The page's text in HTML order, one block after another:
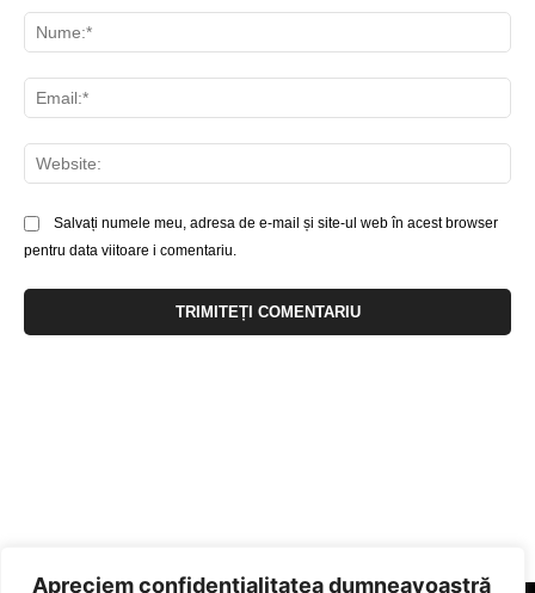
Apreciem confidențialitatea dumneavoastră
Salvați numele meu, adresa de e-mail și site-ul web în acest browser
pentru data viitoare i comentariu.